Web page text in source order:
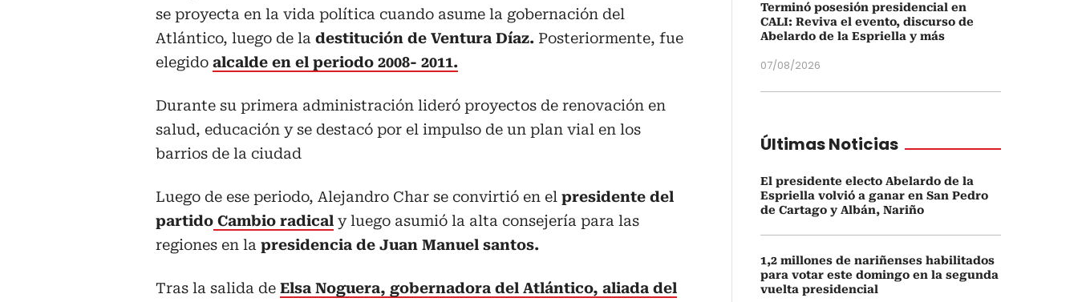
se proyecta en la vida política cuando asume la gobernación del
Atlántico, luego de la destitución de Ventura Díaz. Posteriormente, fue
elegido alcalde en el periodo 2008- 2011.
Durante su primera administración lideró proyectos de renovación en
salud, educación y se destacó por el impulso de un plan vial en los
barrios de la ciudad
Luego de ese periodo, Alejandro Char se convirtió en el presidente del
partido Cambio radical y luego asumió la alta consejería para las
regiones en la presidencia de Juan Manuel santos.
Tras la salida de Elsa Noguera, gobernadora del Atlántico, aliada del
Terminó posesión presidencial en
CALI: Reviva el evento, discurso de
Abelardo de la Espriella y más
07/08/2026
Últimas Noticias
El presidente electo Abelardo de la
Espriella volvió a ganar en San Pedro
de Cartago y Albán, Nariño
1,2 millones de nariñenses habilitados
para votar este domingo en la segunda
vuelta presidencial